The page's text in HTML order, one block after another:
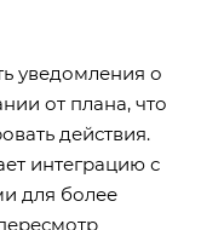
уведомления о
от плана, что
действия.
интеграцию с
для более